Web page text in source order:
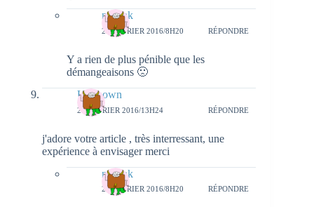
natieak
29 FÉVRIER 2016/8H20 RÉPONDRE
Y a rien de plus pénible que les
démangeaisons 🙁
Unknown
25 FÉVRIER 2016/13H24 RÉPONDRE
j'adore votre article , très interressant, une
expérience à envisager merci
natieak
29 FÉVRIER 2016/8H20 RÉPONDRE